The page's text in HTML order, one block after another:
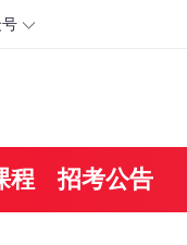
程 招考公告